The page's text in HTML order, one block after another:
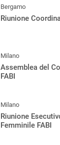
Bergamo
Riunione
Milano
Assemblea del
FABI
Milano
Riunione
Femminile FABI